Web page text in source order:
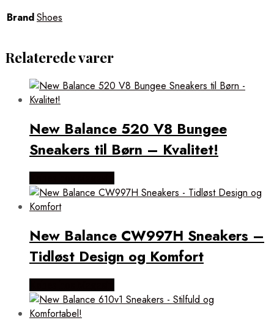
BrandShoes
Relaterede varer
New Balance 520 V8 Bungee
Sneakers til Børn – Kvalitet!
New Balance CW997H Sneakers –
Tidløst Design og Komfort